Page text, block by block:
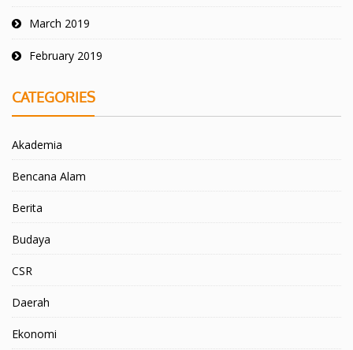
March 2019
February 2019
CATEGORIES
Akademia
Bencana Alam
Berita
Budaya
CSR
Daerah
Ekonomi